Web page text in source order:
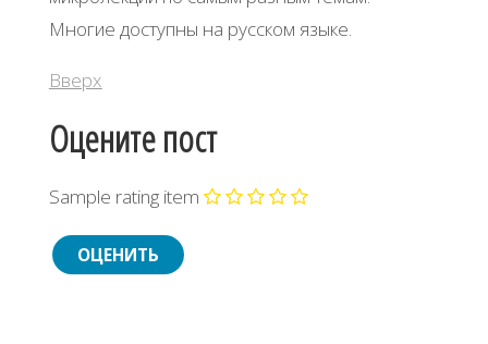
Многие доступны на русском языке.
Вверх
Оцените пост
Sample rating item